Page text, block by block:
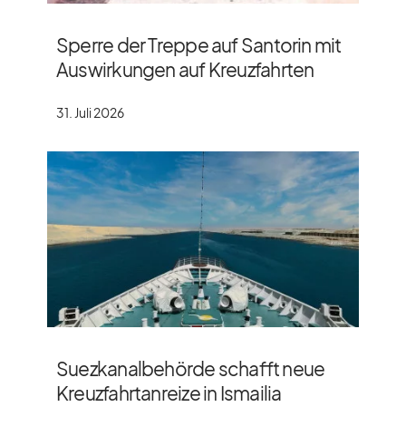
Sperre der Treppe auf Santorin mit
Auswirkungen auf Kreuzfahrten
31. Juli 2026
Suezkanalbehörde schafft neue
Kreuzfahrtanreize in Ismailia